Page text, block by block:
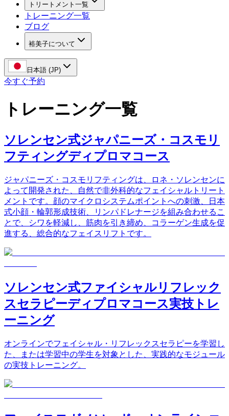
トリートメント一覧
トレーニング一覧
ブログ
裕美子について
日本語 (JP)
今すぐ予約
トレーニング一覧
ソレンセン式ジャパニーズ・コスモリ
フティングディプロマコース
ジャパニーズ・コスモリフティングは、ロネ・ソレンセンに
よって開発された、自然で非外科的なフェイシャルトリート
メントです。顔のマイクロシステムポイントへの刺激、日本
式小顔・輪郭形成技術、リンパドレナージを組み合わせるこ
とで、シワを軽減し、筋肉を引き締め、コラーゲン生成を促
進する、総合的なフェイスリフトです。
ソレンセン式ファイシャルリフレック
スセラピーディプロマコース実技トレ
ーニング
オンラインでフェイシャル・リフレックスセラピーを学習し
た、または学習中の学生を対象とした、実践的なモジュール
の実技トレーニング。